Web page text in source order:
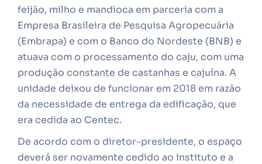
feijão, milho e mandioca em parceria com a
Empresa Brasileira de Pesquisa Agropecuária
(Embrapa) e com o Banco do Nordeste (BNB) e
atuava com o processamento do caju, com uma
produção constante de castanhas e cajuína. A
unidade deixou de funcionar em 2018 em razão
da necessidade de entrega da edificação, que
era cedida ao Centec.
De acordo com o diretor-presidente, o espaço
deverá ser novamente cedido ao instituto e a